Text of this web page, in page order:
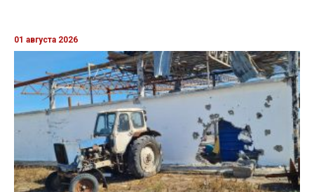
01 августа 2026